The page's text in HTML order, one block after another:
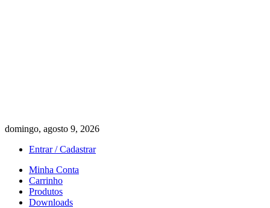
domingo, agosto 9, 2026
Entrar / Cadastrar
Minha Conta
Carrinho
Produtos
Downloads